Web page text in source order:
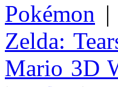
Pokémon |
Zelda:
Mario 3D